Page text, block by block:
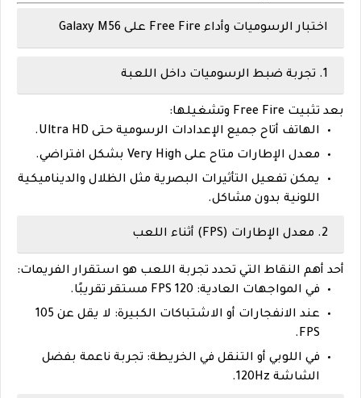
اختبار الرسوميات وأداء Free Fire على Galaxy M56
1. تجربة ضبط الرسوميات داخل اللعبة
بعد تثبيت Free Fire وتشغيلها:
الهاتف أتاح جميع الإعدادات الرسومية حتى Ultra HD
.
معدل الإطارات متاح على Very High بشكل افتراضي.
يمكن تفعيل التأثيرات البصرية مثل الظلال والديناميكية
اللونية بدون مشاكل.
2. معدل الإطارات (FPS) أثناء اللعب
أحد أهم النقاط التي تحدد تجربة اللعب هو استقرار الفريمات:
في المواجهات العادية: 120 FPS مستقر تقريبًا
.
عند الانفجارات أو الاشتباكات الكبيرة: لا يقل عن 105
FPS
.
في اللوبي أو التنقل في الخريطة: تجربة ناعمة بفضل
الشاشة 120Hz.